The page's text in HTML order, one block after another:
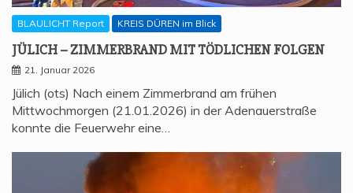
BLAULICHT Report KREIS DÜREN im Blick
JÜLICH – ZIM­MER­BRAND MIT TÖD­LI­CHEN FOLGEN
21. Januar 2026
Jülich (ots) Nach einem Zimmerbrand am frühen
Mittwochmorgen (21.01.2026) in der Adenauerstraße
konnte die Feuerwehr eine…